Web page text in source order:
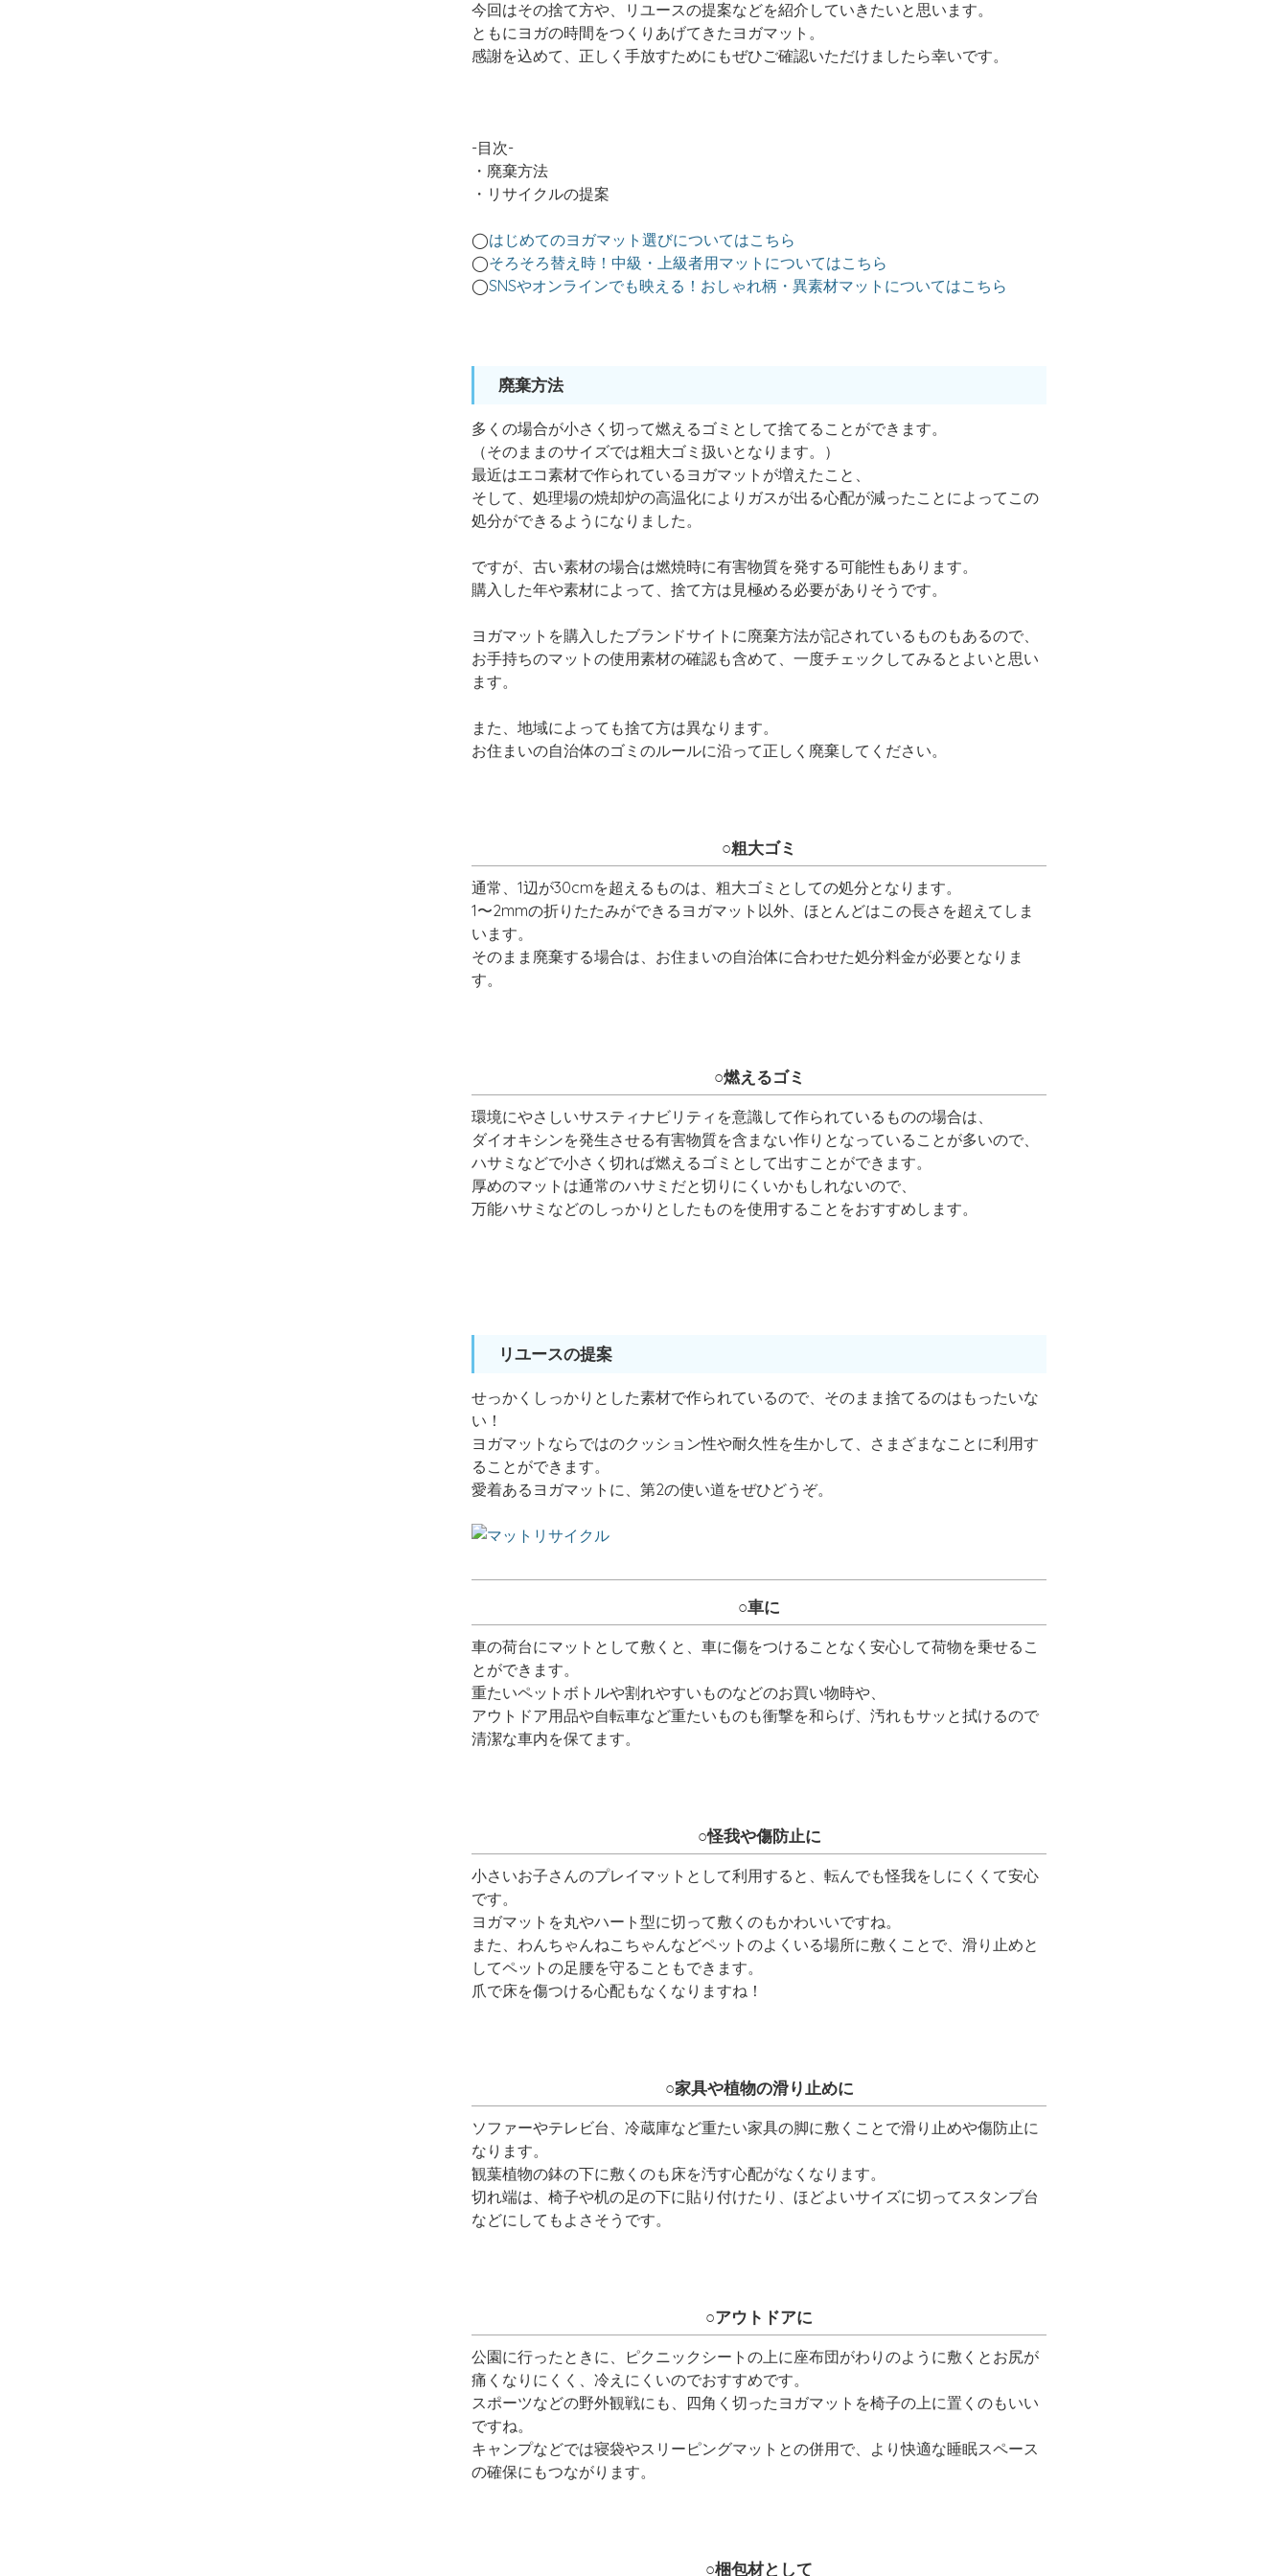
今回はその捨て方や、リユースの提案などを紹介していきたいと思います。
ともにヨガの時間をつくりあげてきたヨガマット。
感謝を込めて、正しく手放すためにもぜひご確認いただけましたら幸いです。
-目次-
・廃棄方法
・リサイクルの提案
◯はじめてのヨガマット選びについてはこちら
◯そろそろ替え時！中級・上級者用マットについてはこちら
◯SNSやオンラインでも映える！おしゃれ柄・異素材マットについてはこちら
廃棄方法
多くの場合が小さく切って燃えるゴミとして捨てることができます。
（そのままのサイズでは粗大ゴミ扱いとなります。）
最近はエコ素材で作られているヨガマットが増えたこと、
そして、処理場の焼却炉の高温化によりガスが出る心配が減ったことによってこの
処分ができるようになりました。
ですが、古い素材の場合は燃焼時に有害物質を発する可能性もあります。
購入した年や素材によって、捨て方は見極める必要がありそうです。
ヨガマットを購入したブランドサイトに廃棄方法が記されているものもあるので、
お手持ちのマットの使用素材の確認も含めて、一度チェックしてみるとよいと思い
ます。
また、地域によっても捨て方は異なります。
お住まいの自治体のゴミのルールに沿って正しく廃棄してください。
○粗大ゴミ
通常、1辺が30cmを超えるものは、粗大ゴミとしての処分となります。
1〜2mmの折りたたみができるヨガマット以外、ほとんどはこの長さを超えてしま
います。
そのまま廃棄する場合は、お住まいの自治体に合わせた処分料金が必要となりま
す。
○燃えるゴミ
環境にやさしいサスティナビリティを意識して作られているものの場合は、
ダイオキシンを発生させる有害物質を含まない作りとなっていることが多いので、
ハサミなどで小さく切れば燃えるゴミとして出すことができます。
厚めのマットは通常のハサミだと切りにくいかもしれないので、
万能ハサミなどのしっかりとしたものを使用することをおすすめします。
リユースの提案
せっかくしっかりとした素材で作られているので、そのまま捨てるのはもったいな
い！
ヨガマットならではのクッション性や耐久性を生かして、さまざまなことに利用す
ることができます。
愛着あるヨガマットに、第2の使い道をぜひどうぞ。
○車に
車の荷台にマットとして敷くと、車に傷をつけることなく安心して荷物を乗せるこ
とができます。
重たいペットボトルや割れやすいものなどのお買い物時や、
アウトドア用品や自転車など重たいものも衝撃を和らげ、汚れもサッと拭けるので
清潔な車内を保てます。
○怪我や傷防止に
小さいお子さんのプレイマットとして利用すると、転んでも怪我をしにくくて安心
です。
ヨガマットを丸やハート型に切って敷くのもかわいいですね。
また、わんちゃんねこちゃんなどペットのよくいる場所に敷くことで、滑り止めと
してペットの足腰を守ることもできます。
爪で床を傷つける心配もなくなりますね！
○家具や植物の滑り止めに
ソファーやテレビ台、冷蔵庫など重たい家具の脚に敷くことで滑り止めや傷防止に
なります。
観葉植物の鉢の下に敷くのも床を汚す心配がなくなります。
切れ端は、椅子や机の足の下に貼り付けたり、ほどよいサイズに切ってスタンプ台
などにしてもよさそうです。
○アウトドアに
公園に行ったときに、ピクニックシートの上に座布団がわりのように敷くとお尻が
痛くなりにくく、冷えにくいのでおすすめです。
スポーツなどの野外観戦にも、四角く切ったヨガマットを椅子の上に置くのもいい
ですね。
キャンプなどでは寝袋やスリーピングマットとの併用で、より快適な睡眠スペース
の確保にもつながります。
○梱包材として